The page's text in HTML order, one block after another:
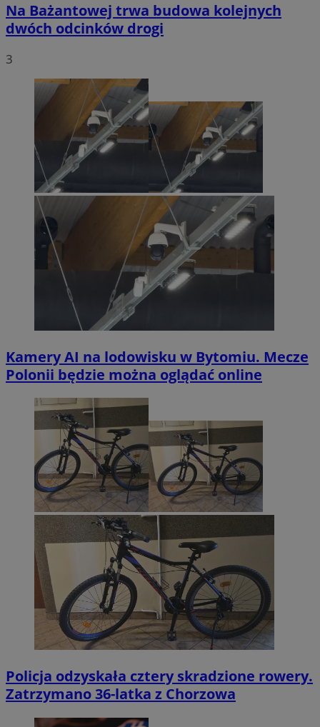
Na Bażantowej trwa budowa kolejnych
dwóch odcinków drogi
3
Kamery AI na lodowisku w Bytomiu. Mecze
Polonii będzie można oglądać online
Policja odzyskała cztery skradzione rowery.
Zatrzymano 36-latka z Chorzowa